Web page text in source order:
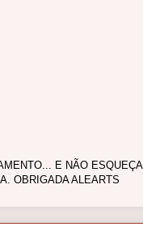
E NÃO
OBRIGADA ALEARTS